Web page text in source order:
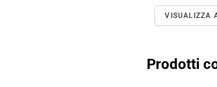
VISUALIZZA
Prodotti